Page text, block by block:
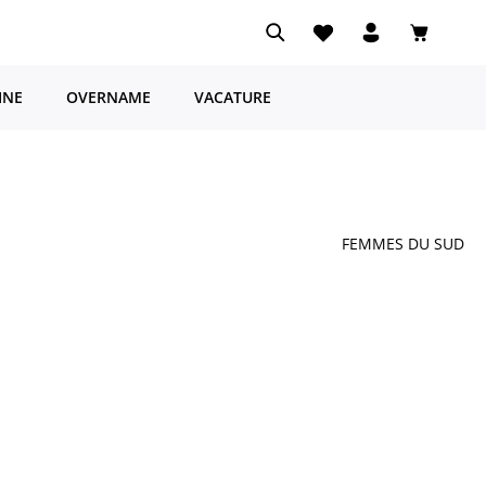
Je hebt 0 items op je
OVERNAME VACATURE
FEMMES DU SUD